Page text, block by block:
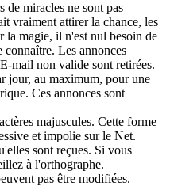
de miracles ne sont pas
vraiment attirer la chance, les
la magie, il n'est nul besoin de
connaître. Les annonces
mail non valide sont retirées.
jour, au maximum, pour une
Ces annonces sont
majuscules. Cette forme
et impolie sur le Net.
sont reçues. Si vous
à l'orthographe.
pas être modifiées.